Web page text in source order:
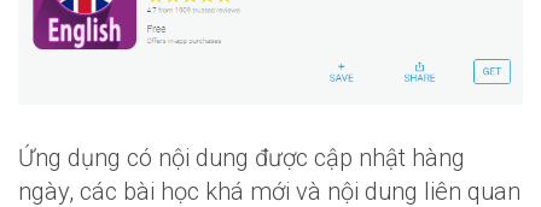
Ứng dụng có nội dung được cập nhật hàng
ngày, các bài học khá mới và nội dung liên quan